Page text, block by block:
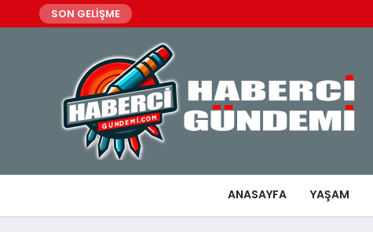
SON GELİŞME
ANASAYFA YAŞAM